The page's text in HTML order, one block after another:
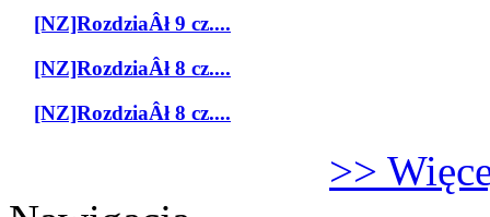
[NZ]RozdziaÂł 9 cz....
[NZ]RozdziaÂł 8 cz....
[NZ]RozdziaÂł 8 cz....
>>